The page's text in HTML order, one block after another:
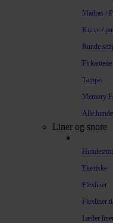
Madras /
Kurve /
Runde
Tæpper
Memory
Alle
Liner og snore
Elastiske
Flexliner
Flexliner
Læder